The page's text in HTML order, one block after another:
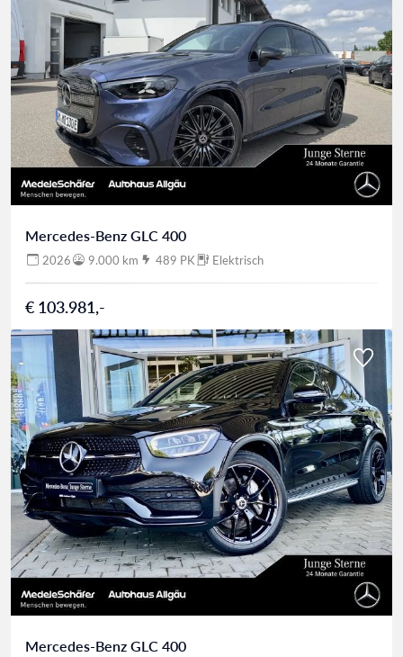
Mercedes-Benz GLC 400
2026 9.000 km 489 PK Elektrisch
€ 103.981,-
Mercedes-Benz GLC 400